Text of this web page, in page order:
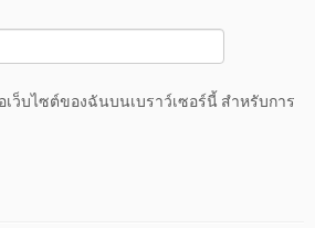
ว็บไซต์ของฉันบนเบราว์เซอร์นี้ สำหรับการ